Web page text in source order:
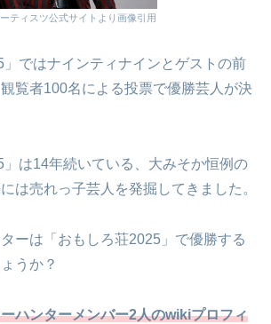
ティスツ公式サイトより画像引用
」ではナインティナインとゲストの前
覧者100名による投票で優勝芸人が決
」は14年続いている、大みそか恒例の
は売れっ子芸人を発掘してきました。
ーは「おもしろ荘2025」で優勝する
うか？
ハンターメンバー2人のwikiプロフィ